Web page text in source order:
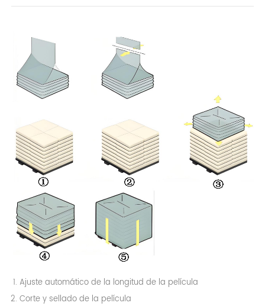
Ajuste automático de la longitud de la película
Corte y sellado de la película